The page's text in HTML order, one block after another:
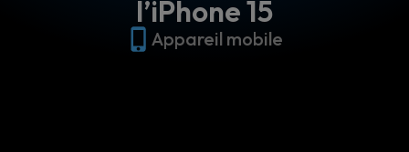
l’iPhone 15
Appareil mobile